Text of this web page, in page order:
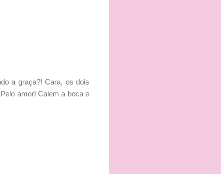
a graça?! Cara, os dois
amor! Calem a boca e